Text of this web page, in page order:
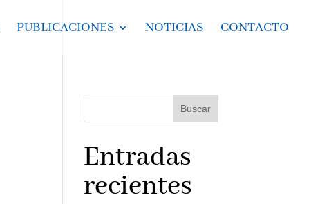
PUBLICACIONES NOTICIAS CONTACTO
Buscar
Entradas
recientes